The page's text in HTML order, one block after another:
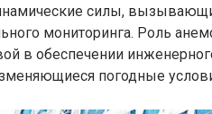
силы,
мониторинга. Роль
в обеспечении
погодные